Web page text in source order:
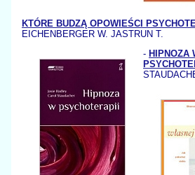
KTÓRE BUDZĄ OPOWIEŚCI
EICHENBERGER W. JASTRUN T.
- HIPNOZA